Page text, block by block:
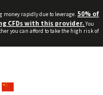
rapidly due to leverage. 50% of
CFDs with this provider.You
you can afford to take the high risk of